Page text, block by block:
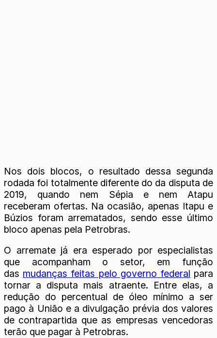
Nos dois blocos, o resultado dessa segunda
rodada foi totalmente diferente do da disputa de
2019, quando nem Sépia e nem Atapu
receberam ofertas. Na ocasião, apenas Itapu e
Búzios foram arrematados, sendo esse último
bloco apenas pela Petrobras.
O arremate já era esperado por especialistas
que acompanham o setor, em função
das mudanças feitas pelo governo federal para
tornar a disputa mais atraente. Entre elas, a
redução do percentual de óleo mínimo a ser
pago à União e a divulgação prévia dos valores
de contrapartida que as empresas vencedoras
terão que pagar à Petrobras.